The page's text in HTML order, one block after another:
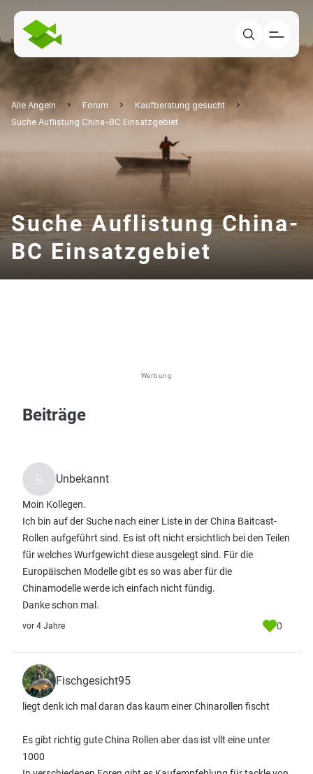
Alle Angeln Forum
Kaufberatung gesucht
Suche Auflistung China-BC Einsatzgebiet
Suche Auflistung China-
BC Einsatzgebiet
Werbung
Beiträge
Unbekannt
Moin Kollegen.
Ich bin auf der Suche nach einer Liste in der China Baitcast-
Rollen aufgeführt sind. Es ist oft nicht ersichtlich bei den Teilen
für welches Wurfgewicht diese ausgelegt sind. Für die
Europäischen Modelle gibt es so was aber für die
Chinamodelle werde ich einfach nicht fündig.
Danke schon mal.
vor 4 Jahre 0
Fischgesicht95
liegt denk ich mal daran das kaum einer Chinarollen fischt
Es gibt richtig gute China Rollen aber das ist vllt eine unter
1000